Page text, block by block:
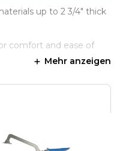
up to 2 3/4" thick
comfort and ease of
Pocket-Hole Jigs
Mehr anzeigen